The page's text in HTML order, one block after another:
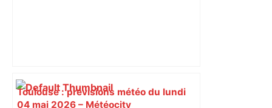
Toulouse : prévisions météo du lundi
04 mai 2026 – Météocity